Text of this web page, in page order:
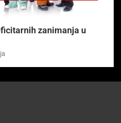
zanimanja u